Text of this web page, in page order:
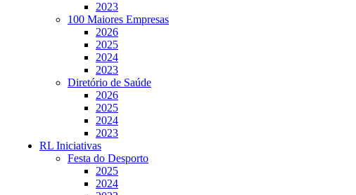
2023
100 Maiores Empresas
2026
2025
2024
2023
Diretório de Saúde
2026
2025
2024
2023
RL Iniciativas
Festa do Desporto
2025
2024